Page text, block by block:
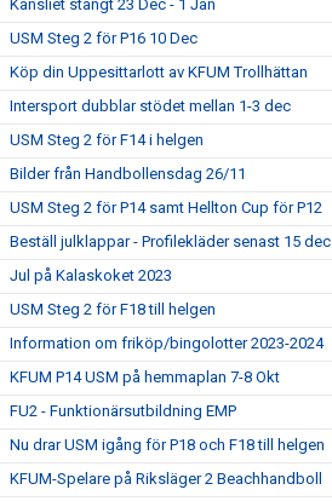
Kansliet stängt 23 Dec - 1 Jan
USM Steg 2 för P16 10 Dec
Köp din Uppesittarlott av KFUM Trollhättan
Intersport dubblar stödet mellan 1-3 dec
USM Steg 2 för F14 i helgen
Bilder från Handbollensdag 26/11
USM Steg 2 för P14 samt Hellton Cup för P12
Beställ julklappar - Profilekläder senast 15 dec
Jul på Kalaskoket 2023
USM Steg 2 för F18 till helgen
Information om friköp/bingolotter 2023-2024
KFUM P14 USM på hemmaplan 7-8 Okt
FU2 - Funktionärsutbildning EMP
Nu drar USM igång för P18 och F18 till helgen
KFUM-Spelare på Riksläger 2 Beachhandboll